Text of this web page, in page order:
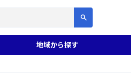
地域から探す